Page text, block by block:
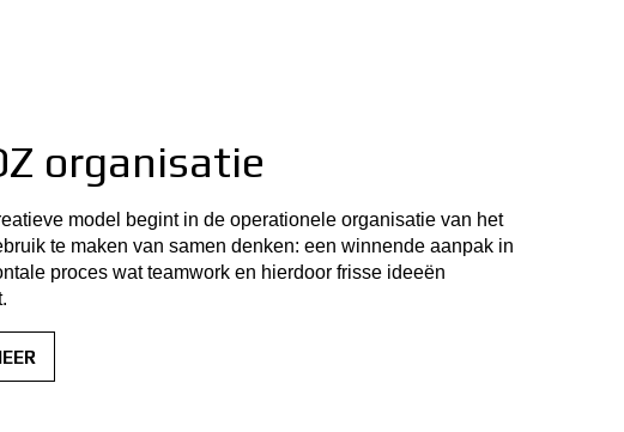
organisatie
model begint in de operationele organisatie van het
te maken van samen denken: een winnende aanpak in
proces wat teamwork en hierdoor frisse ideeën